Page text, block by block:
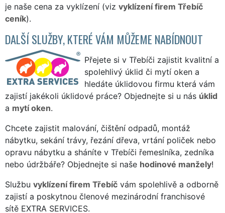
je naše cena za vyklízení (viz vyklízení firem Třebíč
ceník).
DALŠÍ SLUŽBY, KTERÉ VÁM MŮŽEME NABÍDNOUT
Přejete si v Třebíči zajistit kvalitní a
spolehlivý úklid či mytí oken a
hledáte úklidovou firmu která vám
zajistí jakékoli úklidové práce? Objednejte si u nás úklid
a mytí oken.
Chcete zajistit malování, čištění odpadů, montáž
nábytku, sekání trávy, řezání dřeva, vrtání poliček nebo
opravu nábytku a sháníte v Třebíči řemeslníka, zedníka
nebo údržbáře? Objednejte si naše hodinové manžely!
Službu vyklízení firem Třebíč vám spolehlivě a odborně
zajistí a poskytnou členové mezinárodní franchisové
sítě EXTRA SERVICES.